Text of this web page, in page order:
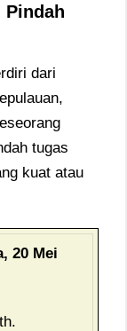
Pindah
dari
tugas
kuat atau
20 Mei